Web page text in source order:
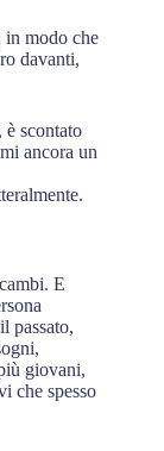
in modo che
davanti,
è scontato
ancora un
E
passato,
giovani,
che spesso